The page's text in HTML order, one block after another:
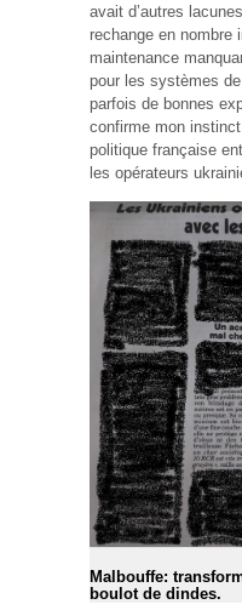
avait d’autres
rechange en
maintenance
pour les systèmes
parfois de bonnes
confirme mon
politique française
les opérateurs
Malbouffe:
boulot de dindes.